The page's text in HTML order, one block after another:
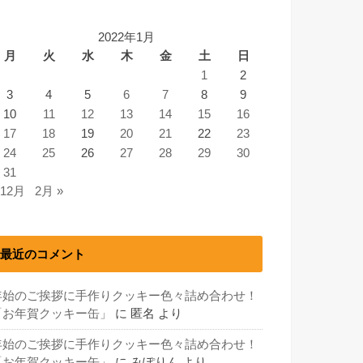
2022年1月
月
火 水 木 金 土
日
1
2
3
4 5 6 7 8
9
10
11 12 13 14 15
16
17
18 19 20 21 22
23
24
25 26 27 28 29
30
31
月
2月 »
最近のコメント
始のご挨拶に手作りクッキー色々詰め合わせ！
年賀クッキー缶」
に 匿名 より
始のご挨拶に手作りクッキー色々詰め合わせ！